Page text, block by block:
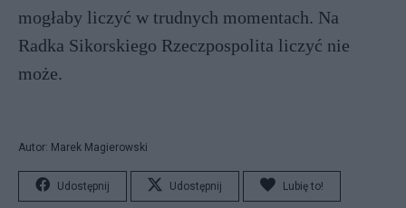
mogłaby liczyć w trudnych momentach. Na
Radka Sikorskiego Rzeczpospolita liczyć nie
może.
Autor: Marek Magierowski
Udostępnij Udostępnij Lubię to!